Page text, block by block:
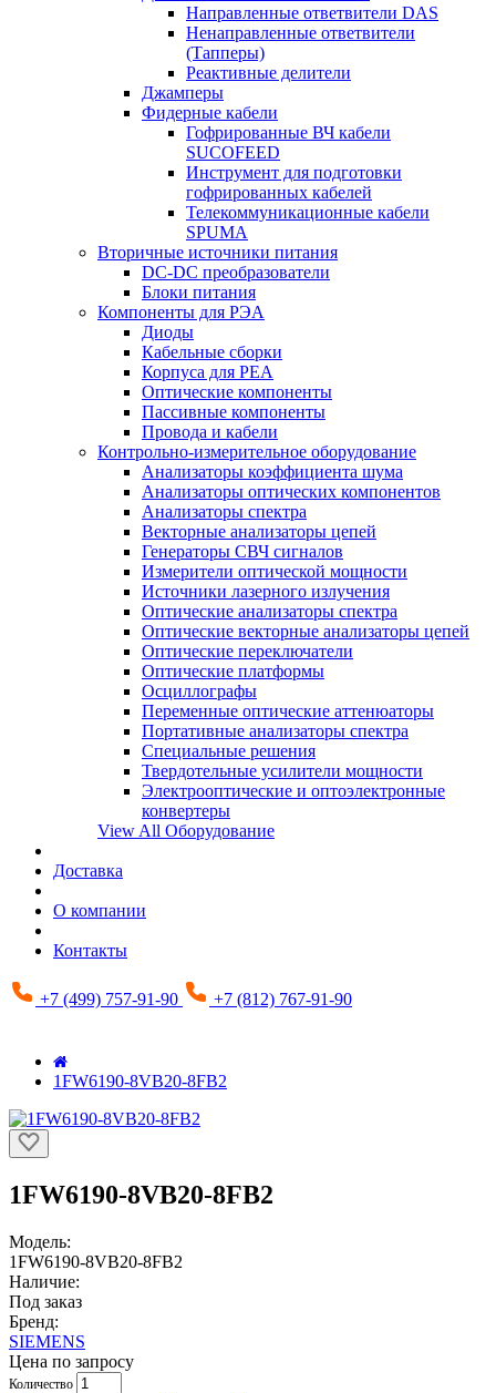
Направленные ответвители DAS
Ненаправленные ответвители
(Тапперы)
Реактивные делители
Джамперы
Фидерные кабели
Гофрированные ВЧ кабели
SUCOFEED
Инструмент для подготовки
гофрированных кабелей
Телекоммуникационные кабели
SPUMA
Вторичные источники питания
DC-DC преобразователи
Блоки питания
Компоненты для РЭА
Диоды
Кабельные сборки
Корпуса для РЕА
Оптические компоненты
Пассивные компоненты
Провода и кабели
Контрольно-измерительное оборудование
Анализаторы коэффициента шума
Анализаторы оптических компонентов
Анализаторы спектра
Векторные анализаторы цепей
Генераторы СВЧ сигналов
Измерители оптической мощности
Источники лазерного излучения
Оптические анализаторы спектра
Оптические векторные анализаторы цепей
Оптические переключатели
Оптические платформы
Осциллографы
Переменные оптические аттенюаторы
Портативные анализаторы спектра
Специальные решения
Твердотельные усилители мощности
Электрооптические и оптоэлектронные
конвертеры
View All Оборудование
Доставка
О компании
Контакты
+7 (499) 757-91-90 +7 (812) 767-91-90
1FW6190-8VB20-8FB2
1FW6190-8VB20-8FB2
Модель:
1FW6190-8VB20-8FB2
Наличие:
Под заказ
Бренд:
SIEMENS
Цена по запросу
Количество